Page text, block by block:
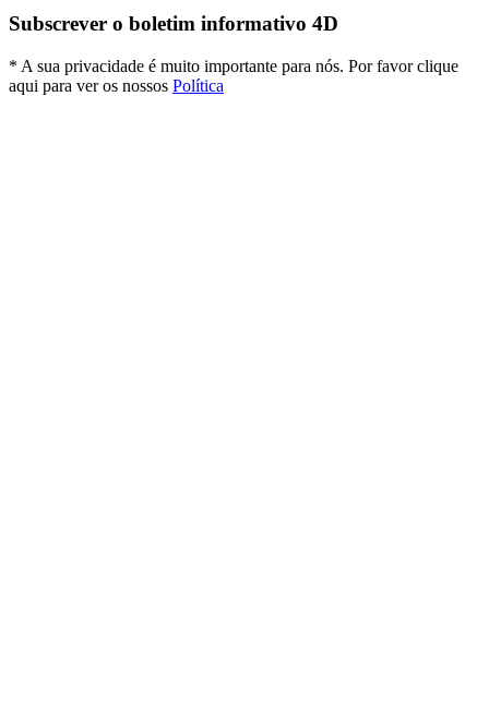
Subscrever o boletim informativo 4D
* A sua privacidade é muito importante para nós. Por favor clique
aqui para ver os nossos Política